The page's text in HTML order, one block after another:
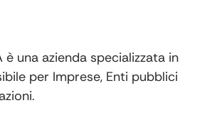
una azienda specializzata in
per Imprese, Enti pubblici